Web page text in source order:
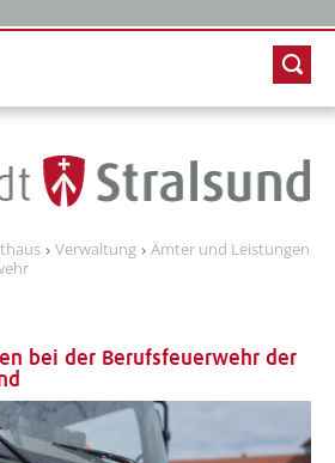
Verwaltung
Ämter und Leistungen
bei der Berufsfeuerwehr der
titel ???